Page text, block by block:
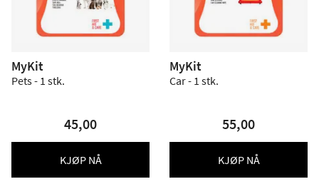
MyKit
Pets - 1 stk.
45,00
KJØP NÅ
MyKit
Car - 1 stk.
55,00
KJØP NÅ